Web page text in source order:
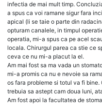
infectia de mai mult timp.
a spus ca voi ramane sigur fara
apical (li se taie o parte din
opturam canalele, in timpul
operatia, mi-a spus ca pe acel
locala. Chirurgul parea ca stie ce
ceva ce nu mi-a placut la el.
Am mai fost sa ma vada un
mi-a promis ca nu e nevoie sa
os fara probleme si totul va fi
trebuia sa astept cam doua luni,
Am fost apoi la facultatea de